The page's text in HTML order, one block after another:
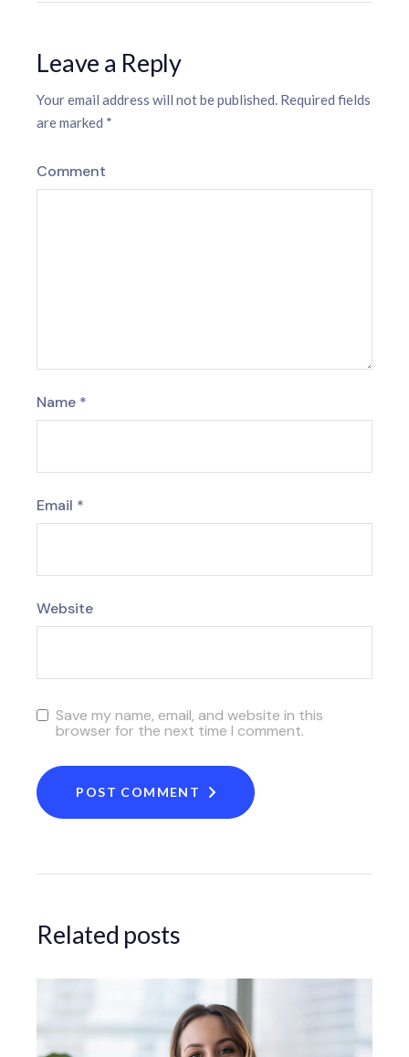
Leave a Reply
Your email address will not be published. Required fields
are marked *
Comment
Name *
Email *
Website
Save my name, email, and website in this
browser for the next time I comment.
POST COMMENT
Related posts